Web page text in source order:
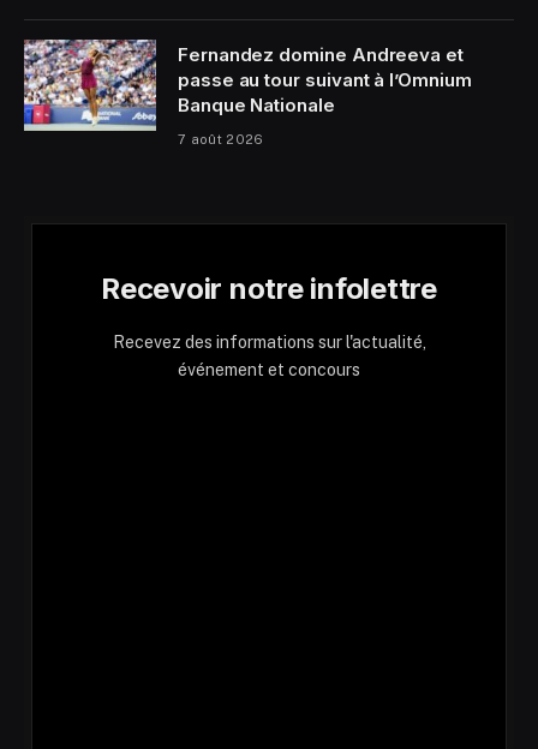
Fernandez domine Andreeva et
passe au tour suivant à l’Omnium
Banque Nationale
7 août 2026
Recevoir notre infolettre
Recevez des informations sur l'actualité,
événement et concours